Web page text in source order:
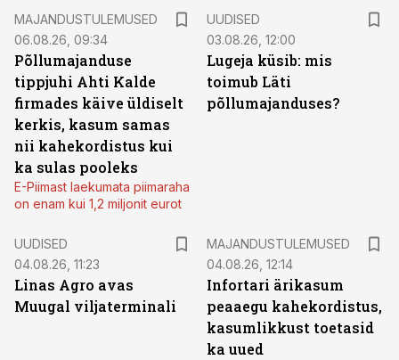
MAJANDUSTULEMUSED
06.08.26, 09:34
Põllumajanduse
tippjuhi Ahti Kalde
firmades käive üldiselt
kerkis, kasum samas
nii kahekordistus kui
ka sulas pooleks
E-Piimast laekumata piimaraha
on enam kui 1,2 miljonit eurot
UUDISED
03.08.26, 12:00
Lugeja küsib: mis
toimub Läti
põllumajanduses?
UUDISED
04.08.26, 11:23
Linas Agro avas
Muugal viljaterminali
MAJANDUSTULEMUSED
04.08.26, 12:14
Infortari ärikasum
peaaegu kahekordistus,
kasumlikkust toetasid
ka uued